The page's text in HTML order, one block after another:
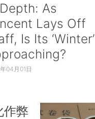
As
Lays Off
Is Its ‘Winter’
04月01日
作弊